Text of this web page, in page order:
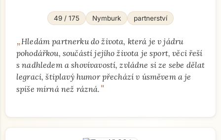
49 / 175 Nymburk partnerství
„Hledám partnerku do života, která je v jádru
pohodářkou, součástí jejího života je sport, věci řeší
s nadhledem a shovívavostí, zvládne si ze sebe dělat
legraci, štiplavý humor přechází v úsměvem a je
spíše mírná než rázná. "